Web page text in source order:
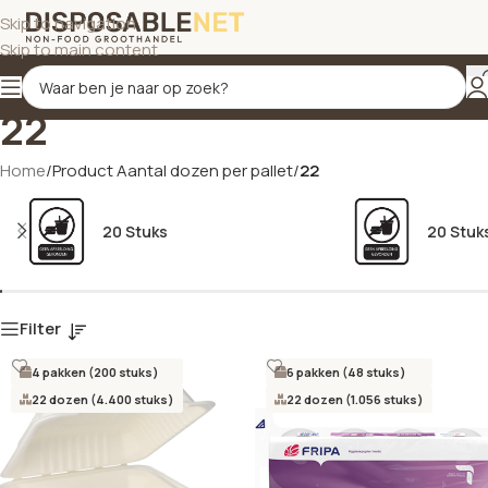
Skip to navigation
Skip to main content
22
Home/Product Aantal dozen per pallet/22
20 Stuks 20
Filter
4 pakken (200 stuks)
22 dozen (4.400 stuks)
6 pakken (48 stuks)
22 dozen (1.056 stuks)